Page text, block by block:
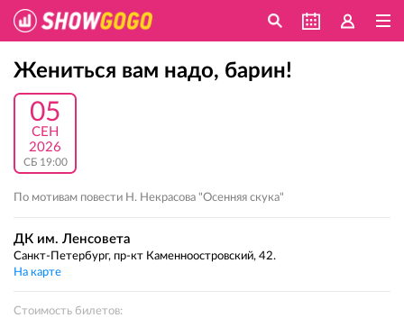
Жениться вам надо, барин!
05
СЕН
2026
СБ 19:00
По мотивам повести Н. Некрасова "Осенняя скука"
ДК им. Ленсовета
Санкт-Петербург, пр-кт Каменноостровский, 42.
На карте
Стоимость билетов: